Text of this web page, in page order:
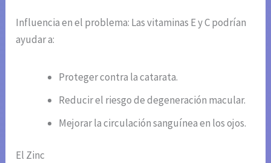
Influencia en el problema: Las vitaminas E y C podrían
ayudar a:
Proteger contra la catarata.
Reducir el riesgo de degeneración macular.
Mejorar la circulación sanguínea en los ojos.
El Zinc